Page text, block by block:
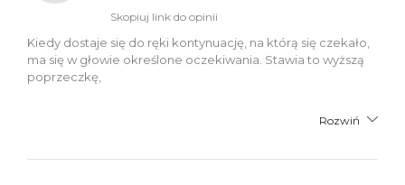
Skopiuj link do opinii
Kiedy dostaje się do ręki kontynuację, na którą się czekało,
ma się w głowie określone oczekiwania. Stawia to wyższą
poprzeczkę,
Rozwiń